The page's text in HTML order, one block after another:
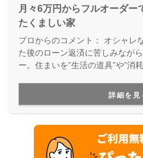
月々6万円からフルオーダー
たくましい家
プロからのコメント： オシャレ
た後のローン返済に苦しみなが
ー。住まいを”生活の道具”や”消
え、デザイン性とコストパフォ
れるブランドです。月々無理な
想の家づくりを叶えてくれます。
詳細を見